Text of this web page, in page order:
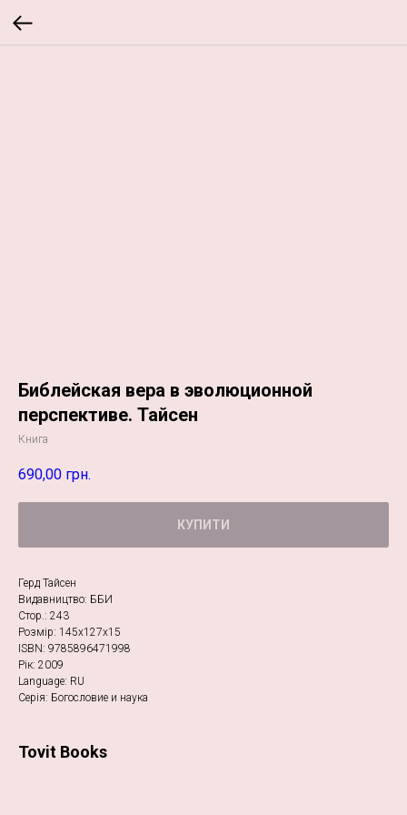
Библейская вера в эволюционной
перспективе. Тайсен
Книга
690,00 грн.
КУПИТИ
Герд Тайсен
Видавництво: ББИ
Стор.: 243
Розмір: 145х127х15
ISBN: 9785896471998
Рік: 2009
Language: RU
Серія: Богословие и наука
Tovit Books